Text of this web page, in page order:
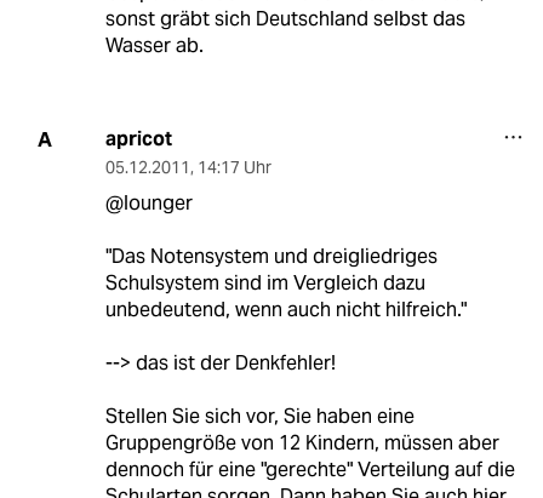
sonst gräbt sich Deutschland selbst das
Wasser ab.
A apricot
05.12.2011, 14:17 Uhr
@lounger
"Das Notensystem und dreigliedriges
Schulsystem sind im Vergleich dazu
unbedeutend, wenn auch nicht hilfreich."
--> das ist der Denkfehler!
Stellen Sie sich vor, Sie haben eine
Gruppengröße von 12 Kindern, müssen aber
dennoch für eine "gerechte" Verteilung auf die